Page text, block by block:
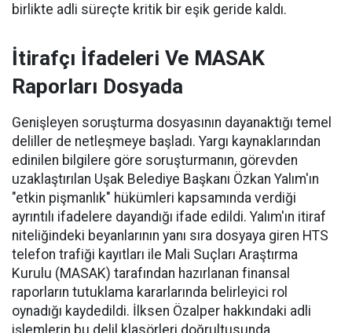
birlikte adli süreçte kritik bir eşik geride kaldı.
İtirafçı İfadeleri Ve MASAK
Raporları Dosyada
Genişleyen soruşturma dosyasının dayanaktığı temel
deliller de netleşmeye başladı. Yargı kaynaklarından
edinilen bilgilere göre soruşturmanın, görevden
uzaklaştırılan Uşak Belediye Başkanı Özkan Yalım'ın
"etkin pişmanlık" hükümleri kapsamında verdiği
ayrıntılı ifadelere dayandığı ifade edildi. Yalım'ın itiraf
niteliğindeki beyanlarının yanı sıra dosyaya giren HTS
telefon trafiği kayıtları ile Mali Suçları Araştırma
Kurulu (MASAK) tarafından hazırlanan finansal
raporların tutuklama kararlarında belirleyici rol
oynadığı kaydedildi. İlksen Özalper hakkındaki adli